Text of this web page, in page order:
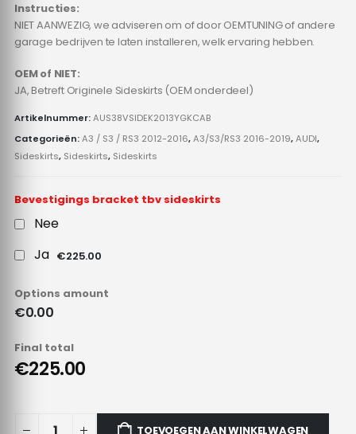
Instructies:
NIET AANWEZIG, we adviseren om of door OEMTUNING of andere
garage bedrijven te laten installeren, welk ervaring hebben.
OEM of NIET:
JA, Betreft Originele Sideskirts (OEM onderdeel)
Artikelnummer:AUS38VSIDEK2013YGKCAB
Categorieën:A3 / S3 / RS3 2012-2016,A3/S3/RS3 2016-2019,AUDI,
Sideskirts, Sideskirts, Sideskirts
Bevestigings bracket tbv sideskirts
Nee
Ja €225.00
Options amount
€0.00
Final total
€225.00
TOEVOEGEN AAN WINKELWAGEN